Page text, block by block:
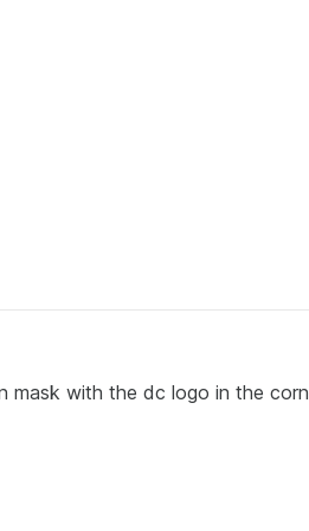
mask with the dc logo in the